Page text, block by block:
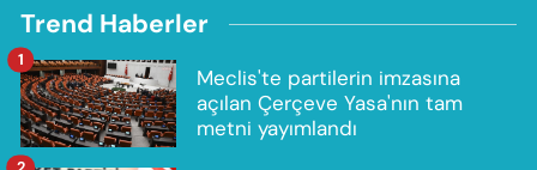
Trend Haberler
Meclis'te partilerin imzasına
açılan Çerçeve Yasa'nın tam
metni yayımlandı
1